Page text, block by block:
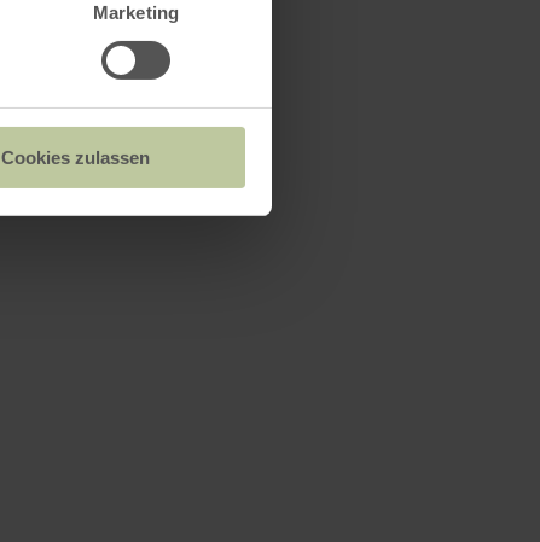
Marketing
Cookies zulassen